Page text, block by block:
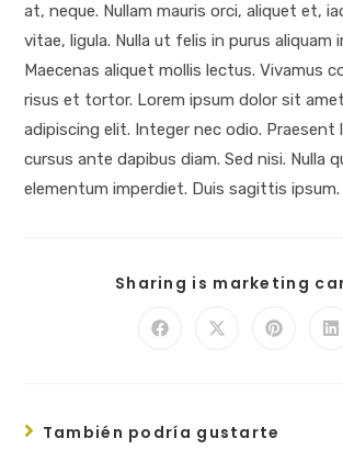
at, neque. Nullam mauris orci, aliquet et,
vitae, ligula. Nulla ut felis in purus aliquam
Maecenas aliquet mollis lectus. Vivamus
risus et tortor. Lorem ipsum dolor sit
adipiscing elit. Integer nec odio. Praesent
cursus ante dapibus diam. Sed nisi. Nulla
elementum imperdiet. Duis sagittis ipsum.
Sharing is marketing
También podría gustarte